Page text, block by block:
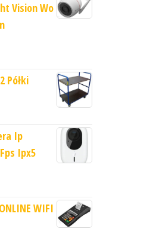
Vision Wo
Półki
Ip
Ipx5
WIFI